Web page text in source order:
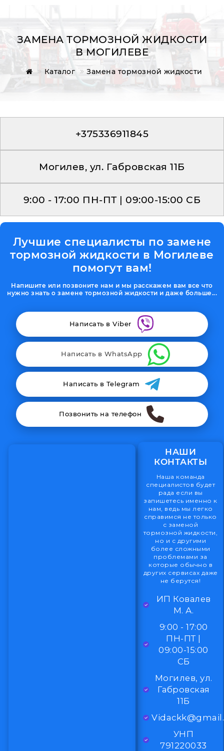
Главная
Обратная связь
ЗАМЕНА ТОРМОЗНОЙ ЖИДКОСТИ
В МОГИЛЕВЕ
Каталог Замена тормозной жидкости
+375336911845
Могилев, ул. Габровская 11Б
9:00 - 17:00 ПН-ПТ | 09:00-15:00 СБ
Лучшие специалисты по замене
тормозной жидкости в Могилеве
помогут вам!
Напишите или позвоните нам и мы расскажем вам все что
нужно знать о замене тормозной жидкости и даже больше...
Написать в Viber
Написать в WhatsApp
Написать в Telegram
Позвонить на телефон
НАШИ
КОНТАКТЫ
Наша команда
специалистов будет
рада если вы
запишетесь именно к
нам, ведь мы легко
справимся не только
с заменой
тормозной жидкости,
но и с другими
более сложными
проблемами за
которые обычно в
других сервисах даже
не берутся!
ИП Ковалев
М. А.
9:00 - 17:00
ПН-ПТ |
09:00-15:00
СБ
Могилев, ул.
Габровская
11Б
УНП
791220033